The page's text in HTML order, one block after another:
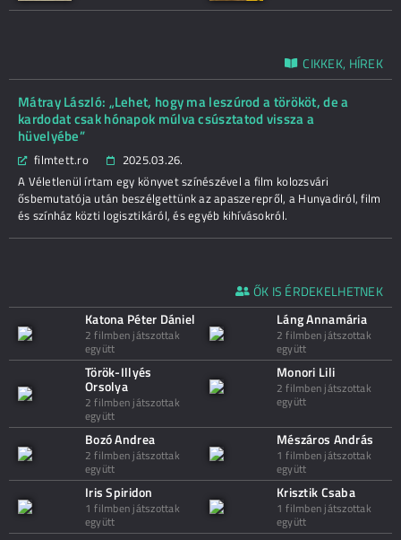
CIKKEK, HÍREK
Mátray László: „Lehet, hogy ma leszúrod a törököt, de a
kardodat csak hónapok múlva csúsztatod vissza a
hüvelyébe”
filmtett.ro
2025.03.26.
A Véletlenül írtam egy könyvet színészével a film kolozsvári
ősbemutatója után beszélgettünk az apaszerepről, a Hunyadiról, film
és színház közti logisztikáról, és egyéb kihívásokról.
ŐK IS ÉRDEKELHETNEK
Katona Péter Dániel
2 filmben játszottak
együtt
Láng Annamária
2 filmben játszottak
együtt
Török-Illyés
Orsolya
2 filmben játszottak
együtt
Monori Lili
2 filmben játszottak
együtt
Bozó Andrea
2 filmben játszottak
együtt
Mészáros András
1 filmben játszottak
együtt
Iris Spiridon
1 filmben játszottak
együtt
Krisztik Csaba
1 filmben játszottak
együtt